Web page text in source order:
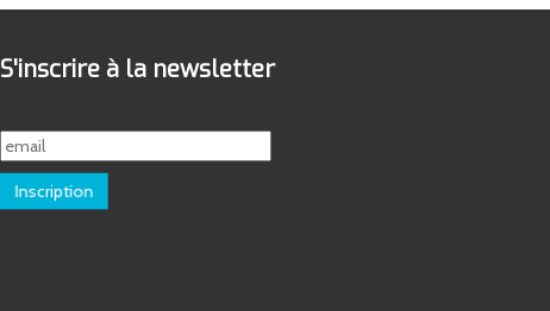
S'inscrire à la newsletter
Inscription